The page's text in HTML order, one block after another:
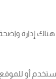
هناك إدارة
أو